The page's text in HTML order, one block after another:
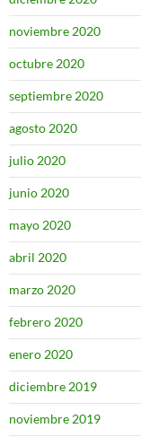
noviembre 2020
octubre 2020
septiembre 2020
agosto 2020
julio 2020
junio 2020
mayo 2020
abril 2020
marzo 2020
febrero 2020
enero 2020
diciembre 2019
noviembre 2019